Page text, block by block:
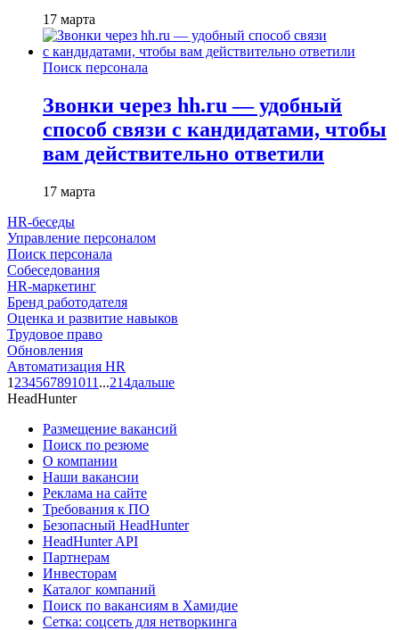
17 марта
Поиск персонала
Звонки через hh.ru — удобный
способ связи с кандидатами, чтобы
вам действительно ответили
17 марта
HR-беседы
Управление персоналом
Поиск персонала
Собеседования
HR-маркетинг
Бренд работодателя
Оценка и развитие навыков
Трудовое право
Обновления
Автоматизация HR
1 234567891011 ...214дальше
HeadHunter
Размещение вакансий
Поиск по резюме
О компании
Наши вакансии
Реклама на сайте
Требования к ПО
Безопасный HeadHunter
HeadHunter API
Партнерам
Инвесторам
Каталог компаний
Поиск по вакансиям в Хамидие
Сетка: соцсеть для нетворкинга